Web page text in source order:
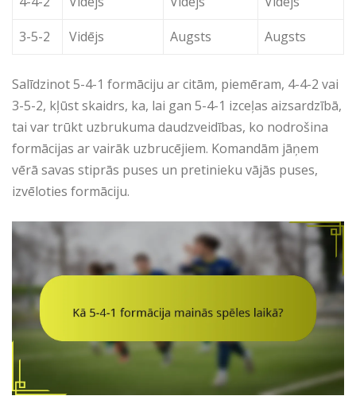
3-5-2
Vidējs Augsts Augsts
Salīdzinot 5-4-1 formāciju ar citām, piemēram, 4-4-2 vai
3-5-2, kļūst skaidrs, ka, lai gan 5-4-1 izceļas aizsardzībā,
tai var trūkt uzbrukuma daudzveidības, ko nodrošina
formācijas ar vairāk uzbrucējiem. Komandām jāņem
vērā savas stiprās puses un pretinieku vājās puses,
izvēloties formāciju.